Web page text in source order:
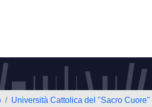
Università Cattolica del "Sacro Cuore"